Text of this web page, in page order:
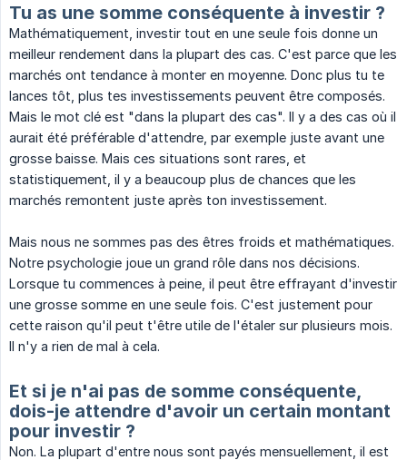
Tu as une somme conséquente à investir ?
Mathématiquement, investir tout en une seule fois donne un
meilleur rendement dans la plupart des cas. C'est parce que les
marchés ont tendance à monter en moyenne. Donc plus tu te
lances tôt, plus tes investissements peuvent être composés.
Mais le mot clé est "dans la plupart des cas". Il y a des cas où il
aurait été préférable d'attendre, par exemple juste avant une
grosse baisse. Mais ces situations sont rares, et
statistiquement, il y a beaucoup plus de chances que les
marchés remontent juste après ton investissement.
Mais nous ne sommes pas des êtres froids et mathématiques.
Notre psychologie joue un grand rôle dans nos décisions.
Lorsque tu commences à peine, il peut être effrayant d'investir
une grosse somme en une seule fois. C'est justement pour
cette raison qu'il peut t'être utile de l'étaler sur plusieurs mois.
Il n'y a rien de mal à cela.
Et si je n'ai pas de somme conséquente,
dois-je attendre d'avoir un certain montant
pour investir ?
Non. La plupart d'entre nous sont payés mensuellement, il est